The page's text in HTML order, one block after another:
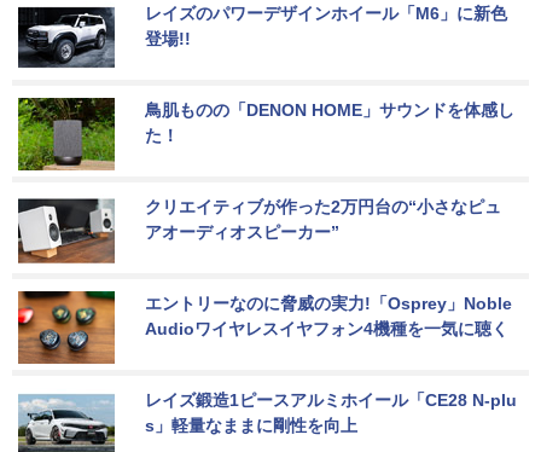
レイズのパワーデザインホイール「M6」に新色
登場!!
鳥肌ものの「DENON HOME」サウンドを体感し
た！
クリエイティブが作った2万円台の“小さなピュ
アオーディオスピーカー”
エントリーなのに脅威の実力!「Osprey」Noble
Audioワイヤレスイヤフォン4機種を一気に聴く
レイズ鍛造1ピースアルミホイール「CE28 N-plu
s」軽量なままに剛性を向上